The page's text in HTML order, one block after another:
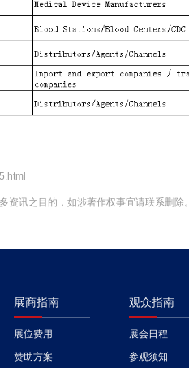
讯之目的，如涉著作权事宜请联系删除。
展商指南
展位费用
赞助方案
观众指南
展会日程
参观须知